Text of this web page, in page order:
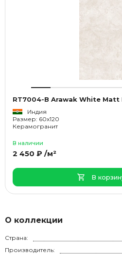
О коллекции
Страна:
Производитель:
RT7004-B Arawak White Matt
Индия
Размер: 60x120
Керамогранит
В наличии
2 450 ₽ /м²
В